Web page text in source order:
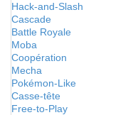
Hack-and-Slash
Cascade
Battle Royale
Moba
Coopération
Mecha
Pokémon-Like
Casse-tête
Free-to-Play